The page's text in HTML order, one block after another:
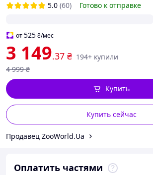
5.0 (60) Готово к отправке
от525₴/мес
3 149.37 ₴ 194+ купили
4 999 ₴
Купить сейчас
Купить
Продавец ZooWorld.Ua
Оплатить частями